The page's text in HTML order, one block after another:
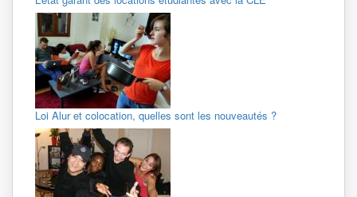
Loi Alur et colocation, quelles sont les nouveautés ?